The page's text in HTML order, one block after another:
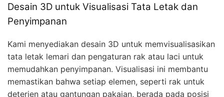
Desain 3D untuk Visualisasi Tata Letak dan
Penyimpanan
Kami menyediakan desain 3D untuk memvisualisasikan
tata letak lemari dan pengaturan rak atau laci untuk
memudahkan penyimpanan. Visualisasi ini membantu
memastikan bahwa setiap elemen, seperti rak untuk
deterjen atau gantungan pakaian, berada pada posisi